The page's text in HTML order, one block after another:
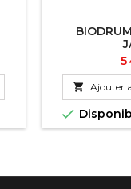
5
 Ajouter
